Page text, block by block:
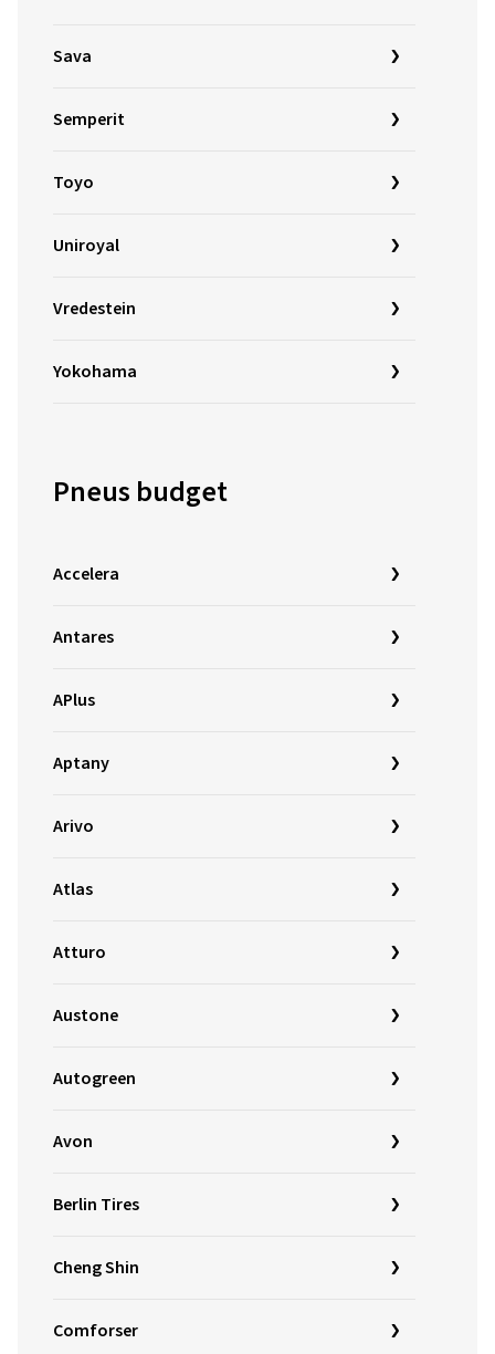
Sava
Semperit
Toyo
Uniroyal
Vredestein
Yokohama
Pneus budget
Accelera
Antares
APlus
Aptany
Arivo
Atlas
Atturo
Austone
Autogreen
Avon
Berlin Tires
Cheng Shin
Comforser